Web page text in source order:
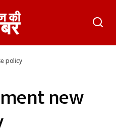
policy
new